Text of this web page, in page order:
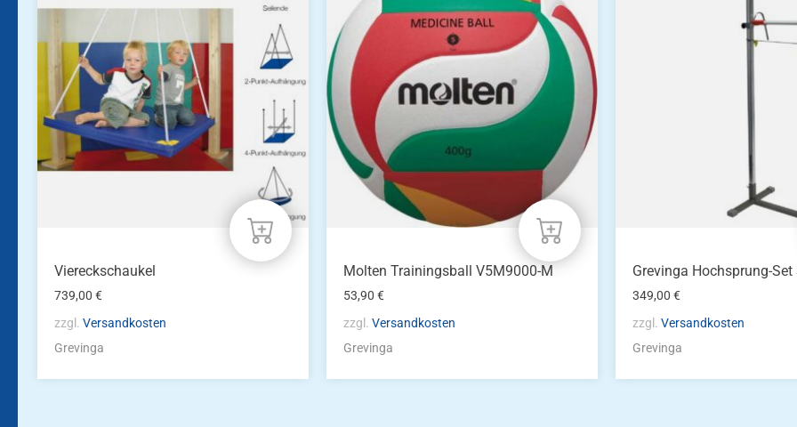
Viereckschaukel
739,00€
zzgl.Versandkosten
Grevinga
Molten Trainingsball V5M9000-M
53,90€
zzgl.Versandkosten
Grevinga
Grevinga Hochsprung-
349,00€
zzgl.Versandkosten
Grevinga